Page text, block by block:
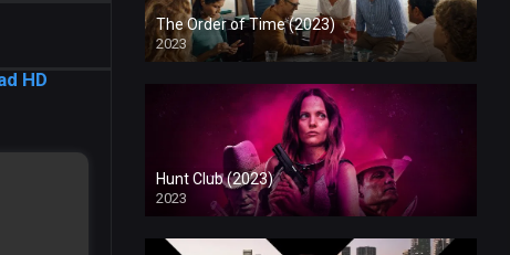
HD
The Order of Time (2023)
2023
Hunt Club (2023)
2023